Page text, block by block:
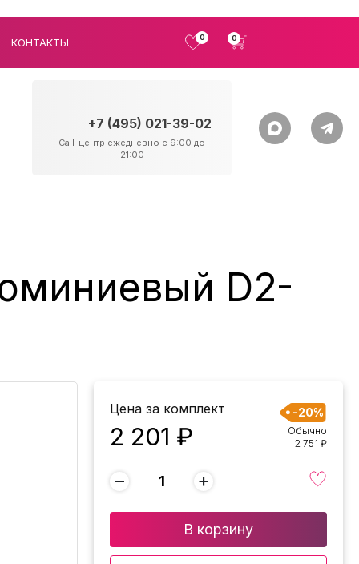
КОНТАКТЫ 0 0
+7 (495) 021-39-02
Call-центр ежедневно с 9:00 до
21:00
D2-
Цена за комплект
2 201 ₽
-20%
Обычно
2 751 ₽
− +
В корзину